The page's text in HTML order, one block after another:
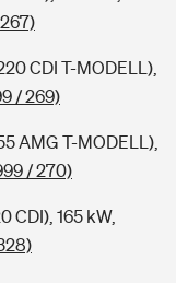
CDI T-MODELL),
/ 269)
AMG T-MODELL),
/ 270)
CDI), 165 kW,